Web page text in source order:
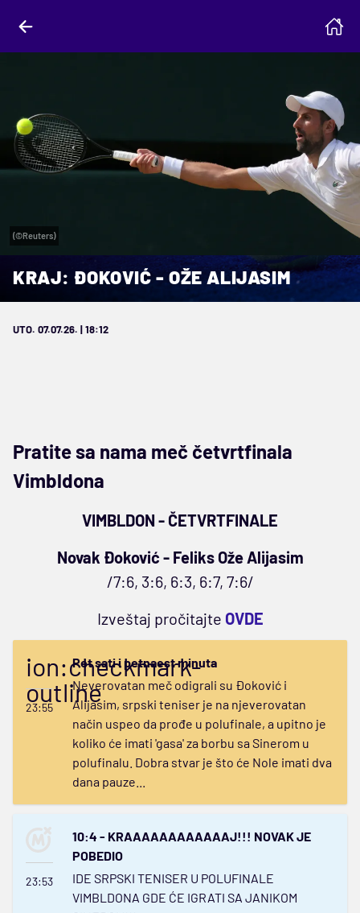
(©Reuters)
KRAJ: ĐOKOVIĆ - OŽE ALIJASIM
UTO. 07.07.26. | 18:12
Pratite sa nama meč četvrtfinala
Vimbldona
VIMBLDON - ČETVRTFINALE
Novak Đoković - Feliks Ože Alijasim
/7:6, 3:6, 6:3, 6:7, 7:6/
Izveštaj pročitajte OVDE
ion:checkmark-
outline
23:55
Pet sati i petnaest minuta
Neverovatan meč odigrali su Đoković i
Alijasim, srpski teniser je na njeverovatan
način uspeo da prođe u polufinale, a upitno je
koliko će imati 'gasa' za borbu sa Sinerom u
polufinalu. Dobra stvar je što će Nole imati dva
dana pauze...
23:53
10:4 - KRAAAAAAAAAAAAJ!!! NOVAK JE
POBEDIO
IDE SRPSKI TENISER U POLUFINALE
VIMBLDONA GDE ĆE IGRATI SA JANIKOM